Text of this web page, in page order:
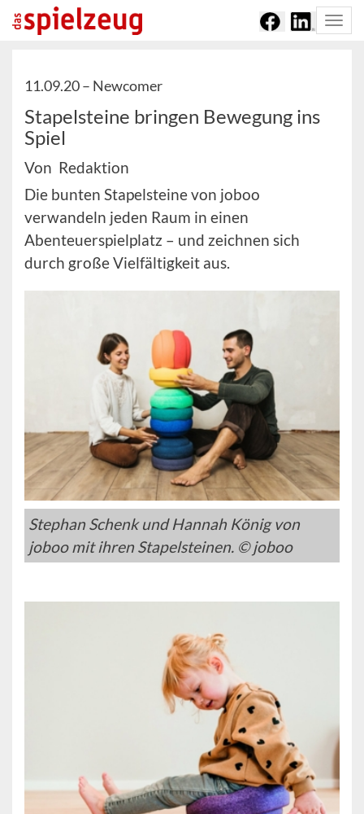
11.09.20 – Newcomer
Stapelsteine bringen Bewegung ins
Spiel
Von Redaktion
Die bunten Stapelsteine von joboo
verwandeln jeden Raum in einen
Abenteuerspielplatz – und zeichnen sich
durch große Vielfältigkeit aus.
Stephan Schenk und Hannah König von
joboo mit ihren Stapelsteinen. © joboo